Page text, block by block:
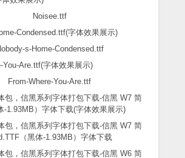
Noisee.ttf
s-Home-Condensed.ttf
From-Where-You-Are.ttf
包，信黑系列字体打包下载-信黑 W7 简
（黑体-1.93MB）字体下载